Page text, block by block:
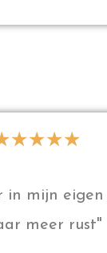
★★★★
in mijn
meer rust"